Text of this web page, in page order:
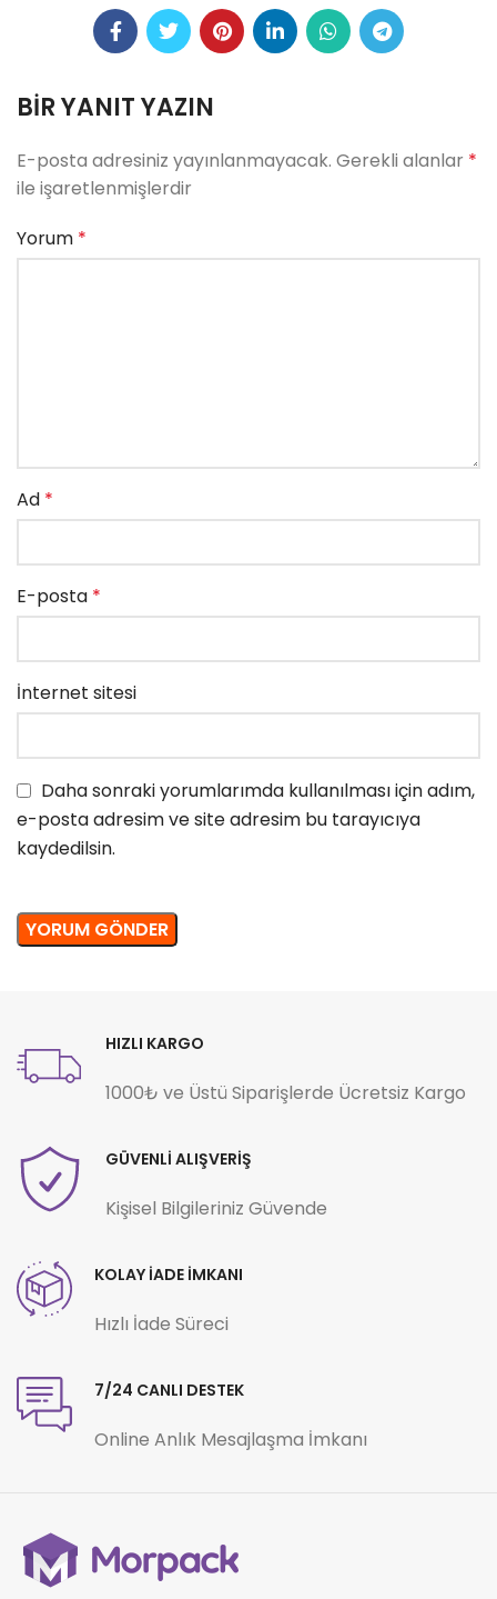
BIR YANIT YAZIN
E-posta adresiniz yayınlanmayacak. Gerekli alanlar *
ile işaretlenmişlerdir
Yorum *
Ad *
E-posta *
İnternet sitesi
Daha sonraki yorumlarımda kullanılması için adım,
e-posta adresim ve site adresim bu tarayıcıya
kaydedilsin.
HIZLI KARGO
1000₺ ve Üstü Siparişlerde Ücretsiz Kargo
GÜVENLİ ALIŞVERİŞ
Kişisel Bilgileriniz Güvende
KOLAY İADE İMKANI
Hızlı İade Süreci
7/24 CANLI DESTEK
Online Anlık Mesajlaşma İmkanı